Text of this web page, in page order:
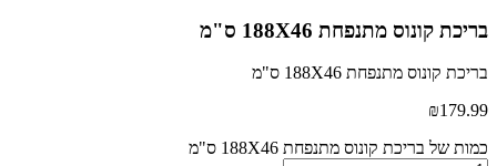
בריכת קונוס מתנפחת 188X46 ס"מ
בריכת קונוס מתנפחת 188X46 ס"מ
₪179.99
כמות של בריכת קונוס מתנפחת 188X46 ס"מ